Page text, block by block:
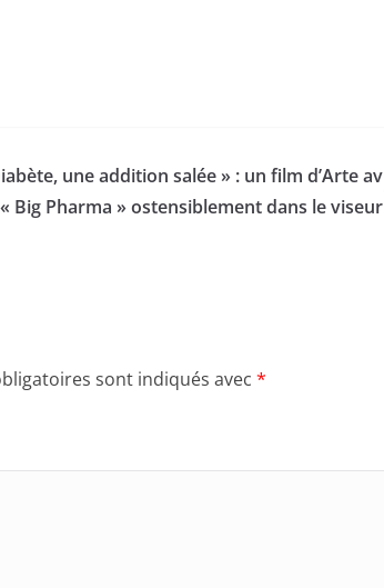
une addition salée » : un film d’Arte av
Big Pharma » ostensiblement dans le viseur
sont indiqués avec *